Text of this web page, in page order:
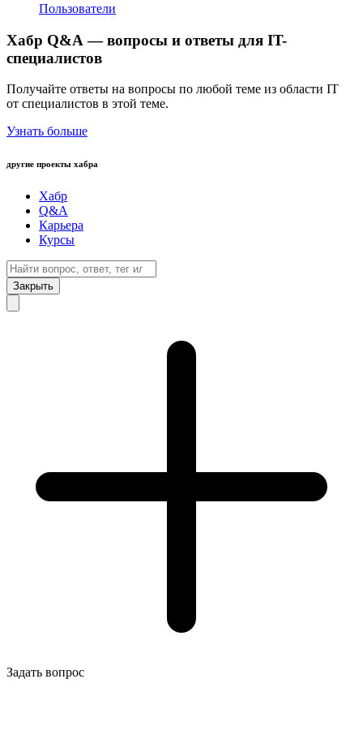
Пользователи
Хабр Q&A — вопросы и ответы для IT-
специалистов
Получайте ответы на вопросы по любой теме из области IT
от специалистов в этой теме.
Узнать больше
другие проекты хабра
Хабр
Q&A
Карьера
Курсы
Закрыть
Задать вопрос